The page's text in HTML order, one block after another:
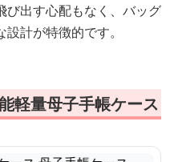
び出す心配もなく、バッグ
計が特徴的です。
軽量母子手帳ケース